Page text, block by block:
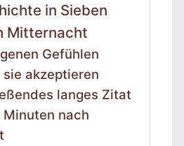
in Sieben
Mitternacht
Gefühlen
akzeptieren
langes Zitat
Minuten nach